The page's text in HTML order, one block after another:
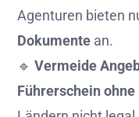
Agenturen bieten
Dokumente an.
🔹 Vermeide
Führerschein